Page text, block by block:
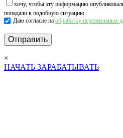
хочу, чтобы эту информацию
попадали в подобную ситуацию
Даю согласие на обработку персональных
×
НАЧАТЬ ЗАРАБАТЫВАТЬ